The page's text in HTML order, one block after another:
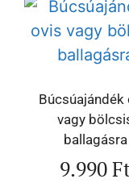
Búcsúajándék
vagy
ballagásra
9.990